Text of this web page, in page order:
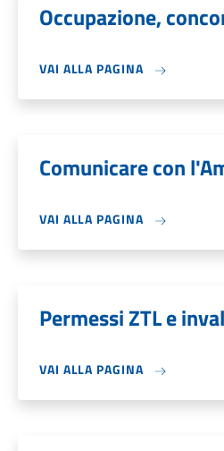
Occupazione,
VAI ALLA PAGINA
Comunicare con
VAI ALLA PAGINA
Permessi ZTL e
VAI ALLA PAGINA